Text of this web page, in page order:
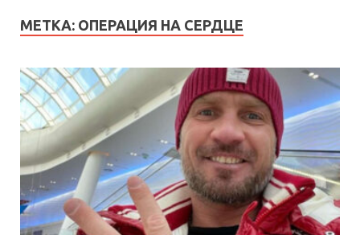
МЕТКА: ОПЕРАЦИЯ НА СЕРДЦЕ